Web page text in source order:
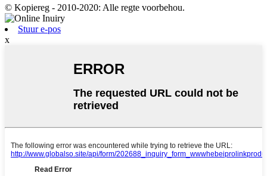
© Kopiereg - 2010-2020: Alle regte voorbehou.
Stuur e-pos
x